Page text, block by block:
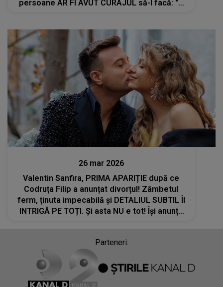
persoane AR FI AVUT CURAJUL să-l facă: "A
Stiri mondene
26 mar 2026
Valentin Sanfira, PRIMA APARIȚIE după ce
Codruța Filip a anunțat divorțul! Zâmbetul
ferm, ținuta impecabilă şi DETALIUL SUBTIL ÎI
INTRIGĂ PE TOȚI. Și asta NU e tot! Îşi anunță
Parteneri: